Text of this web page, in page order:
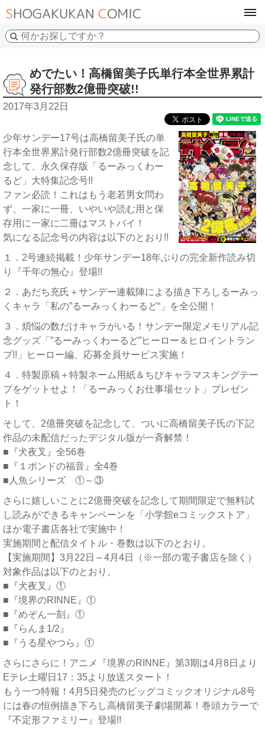
めでたい！高橋留美子氏単行本全世界累計
発行部数2億冊突破!!
2017年3月22日
少年サンデー17号は高橋留美子氏の単
行本全世界累計発行部数2億冊突破を記
念して、永久保存版「るーみっくわー
るど」大特集記念号!!
ファン必読！これはもう老若男女問わ
ず、一家に一冊、いやいや読む用と保
存用に一家に二冊はマストバイ！
気になる記念号の内容は以下のとおり!!
１．2号連続掲載！少年サンデー18年ぶりの完全新作読み切
り『千年の無心』登場!!
２．あだち充氏＋サンデー連載陣による描き下ろしるーみっ
くキャラ「私の”るーみっくわーるど“」を全公開！
３．煩悩の数だけキャラがいる！サンデー限定メモリアル記
念グッズ「”るーみっくわーるど”ヒーロー＆ヒロイントラン
プ!!」ヒーロー編、応募全員サービス実施！
４．特製原稿＋特製ネーム用紙＆ちびキャラマスキングテー
プをゲットせよ！「るーみっくお仕事場セット」プレゼン
ト！
そして、2億冊突破を記念して、ついに高橋留美子氏の下記
作品の未配信だったデジタル版が一斉解禁！
■『犬夜叉』全56巻
■『１ポンドの福音』全4巻
■人魚シリーズ ①～③
さらに嬉しいことに2億冊突破を記念して期間限定で無料試
し読みができるキャンペーンを「小学館eコミックストア」
ほか電子書店各社で実施中！
実施期間と配信タイトル・巻数は以下のとおり。
【実施期間】3月22日～4月4日（※一部の電子書店を除く）
対象作品は以下のとおり。
■『犬夜叉』①
■『境界のRINNE』①
■『めぞん一刻』①
■『らんま1/2』
■『うる星やつら』①
さらにさらに！アニメ『境界のRINNE』第3期は4月8日より
Eテレ土曜日17：35より放送スタート！
もう一つ特報！4月5日発売のビッグコミックオリジナル8号
には春の恒例描き下ろし高橋留美子劇場開幕！巻頭カラーで
『不定形ファミリー』登場!!